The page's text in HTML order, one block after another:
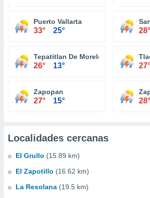
Puerto Vallarta
33° 25° 28°
Tepatitlan De Morelos
26° 13° 27°
Zapopan
27° 15° 28°
Localidades cercanas
El Grullo (15.89 km)
El Zapotillo (16.62 km)
La Resolana (19.5 km)